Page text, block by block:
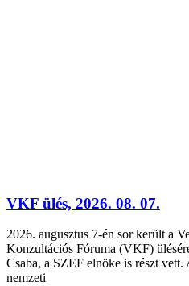
VKF ülés, 2026. 08. 07.
2026. augusztus 7-én sor került a
Konzultációs Fóruma (VKF)
Csaba, a SZEF elnöke is részt
nemzeti